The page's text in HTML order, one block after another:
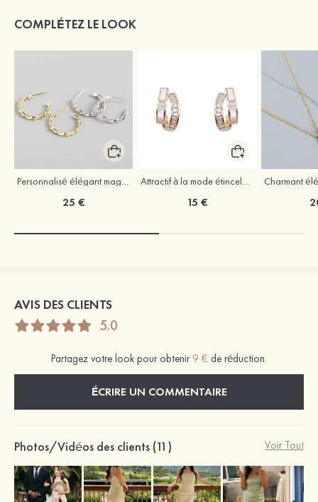
COMPLÉTEZ LE LOOK
Personnalisé élégant magnifique argent S925 boucles d'oreilles
25 €
Attractif à la mode étincelant argent s925 zircon boucles d'oreilles
15 €
AVIS DES CLIENTS
5.0
Partagez votre look pour obtenir 9 € de réduction.
ÉCRIRE UN COMMENTAIRE
Photos/Vidéos des clients (11) Voir Tout